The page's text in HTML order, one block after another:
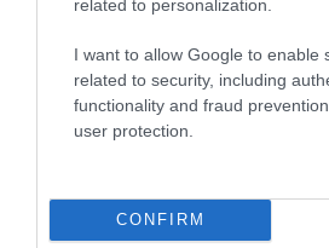
related to personalization.
I want to allow Google to enable
related to security, including
functionality and fraud
user protection.
CONFIRM
Stop Eating These 3 Foods
190 116
3 h 26 min